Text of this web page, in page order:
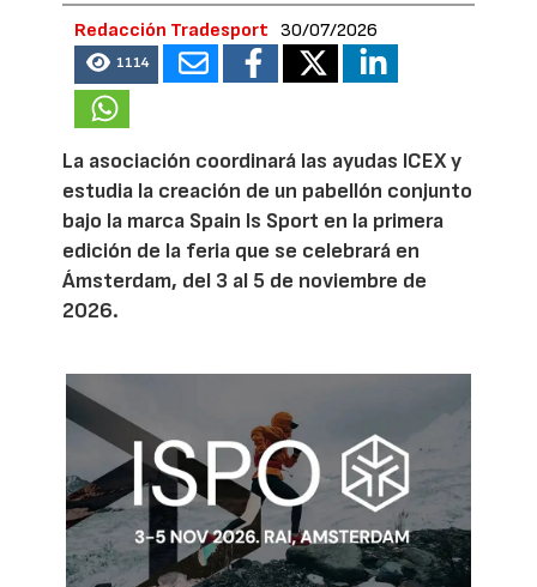
Redacción Tradesport 30/07/2026
1114
La asociación coordinará las ayudas ICEX y
estudia la creación de un pabellón conjunto
bajo la marca Spain Is Sport en la primera
edición de la feria que se celebrará en
Ámsterdam, del 3 al 5 de noviembre de
2026.